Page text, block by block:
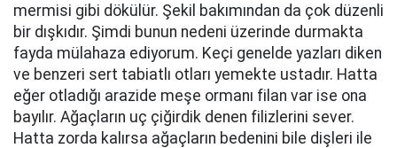
mermisi gibi dökülür. Şekil bakımından da çok düzenli
bir dışkıdır. Şimdi bunun nedeni üzerinde durmakta
fayda mülahaza ediyorum. Keçi genelde yazları diken
ve benzeri sert tabiatlı otları yemekte ustadır. Hatta
eğer otladığı arazide meşe ormanı filan var ise ona
bayılır. Ağaçların uç çiğirdik denen filizlerini sever.
Hatta zorda kalırsa ağaçların bedenini bile dişleri ile